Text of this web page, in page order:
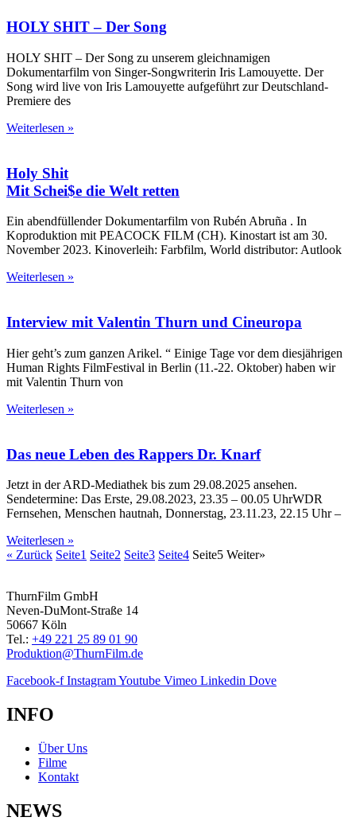
HOLY SHIT– Der Song
HOLY SHIT – Der Song zu unserem gleichnamigen
Dokumentarfilm von Singer-Songwriterin Iris Lamouyette. Der
Song wird live von Iris Lamouyette aufgeführt zur Deutschland-
Premiere des
Weiterlesen »
Holy Shit
Mit Schei$e die Welt retten
Ein abendfüllender Dokumentarfilm von Rubén Abruña . In
Koproduktion mit PEACOCK FILM (CH). Kinostart ist am 30.
November 2023. Kinoverleih: Farbfilm, World distributor: Autlook
Weiterlesen »
Interview mit Valentin Thurn und Cineuropa
Hier geht’s zum ganzen Arikel. “ Einige Tage vor dem diesjährigen
Human Rights FilmFestival in Berlin (11.-22. Oktober) haben wir
mit Valentin Thurn von
Weiterlesen »
Das neue Leben des Rappers Dr. Knarf
Jetzt in der ARD-Mediathek bis zum 29.08.2025 ansehen.
Sendetermine: Das Erste, 29.08.2023, 23.35 – 00.05 UhrWDR
Fernsehen, Menschen hautnah, Donnerstag, 23.11.23, 22.15 Uhr –
Weiterlesen »
« Zurück Seite1 Seite2 Seite3 Seite4 Seite5 Weiter»
ThurnFilm GmbH
Neven-DuMont-Straße 14
50667 Köln
Tel.: +49 221 25 89 01 90
Produktion@ThurnFilm.de
Facebook-f InstagramYoutube Vimeo Linkedin Dove
INFO
Über Uns
Filme
Kontakt
NEWS